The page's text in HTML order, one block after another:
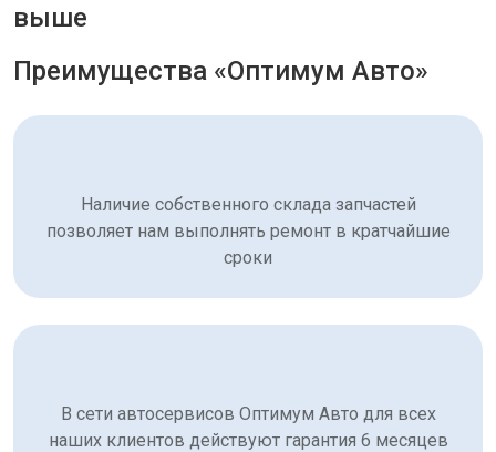
выше
Преимущества «Оптимум Авто»
Наличие собственного склада запчастей
позволяет нам выполнять ремонт в кратчайшие
сроки
В сети автосервисов Оптимум Авто для всех
наших клиентов действуют гарантия 6 месяцев